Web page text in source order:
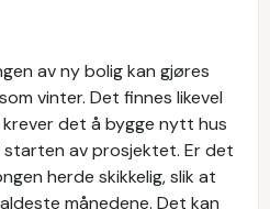
av ny bolig kan gjøres
vinter. Det finnes likevel
krever det å bygge nytt hus
av prosjektet. Er det
herde skikkelig, slik at
månedene. Det kan